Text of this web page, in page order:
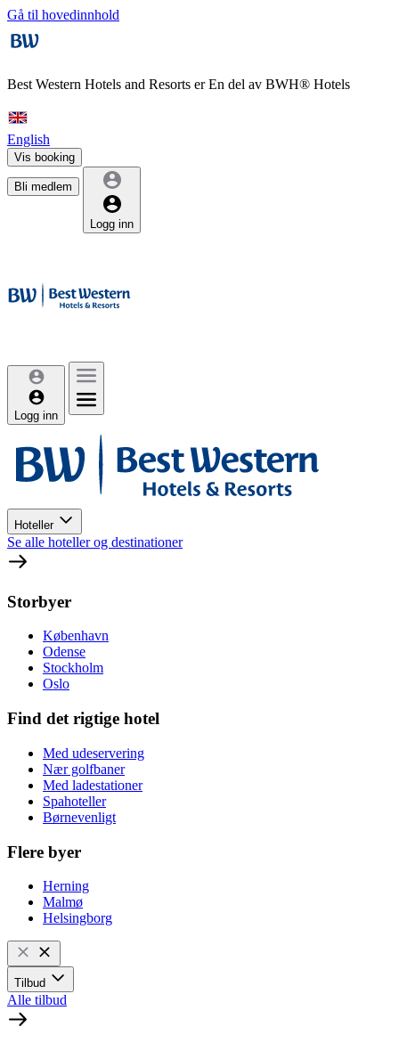
Gå til hovedinnhold
Best Western Hotels and Resorts erEn del av BWH® Hotels
English
Vis booking
Bli medlem
Logg inn
Logg inn
Hoteller
Se alle hoteller og destinationer
Storbyer
København
Odense
Stockholm
Oslo
Find det rigtige hotel
Med udeservering
Nær golfbaner
Med ladestationer
Spahoteller
Børnevenligt
Flere byer
Herning
Malmø
Helsingborg
Tilbud
Alle tilbud